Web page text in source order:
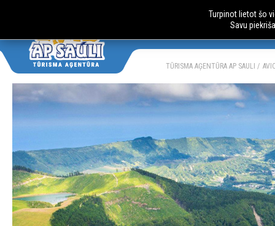
AUTOBUSU
TŪRISMA AĢENTŪRA AP SAULI
Turpinot lietot šo
Savu